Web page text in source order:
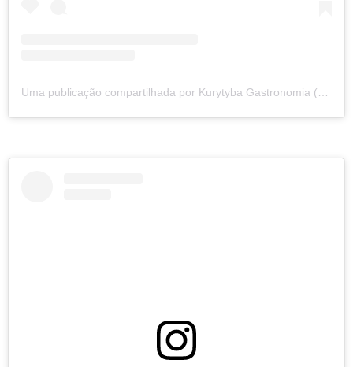
Uma publicação compartilhada por Kurytyba Gastronomia (@kurytyba.gastronomia)